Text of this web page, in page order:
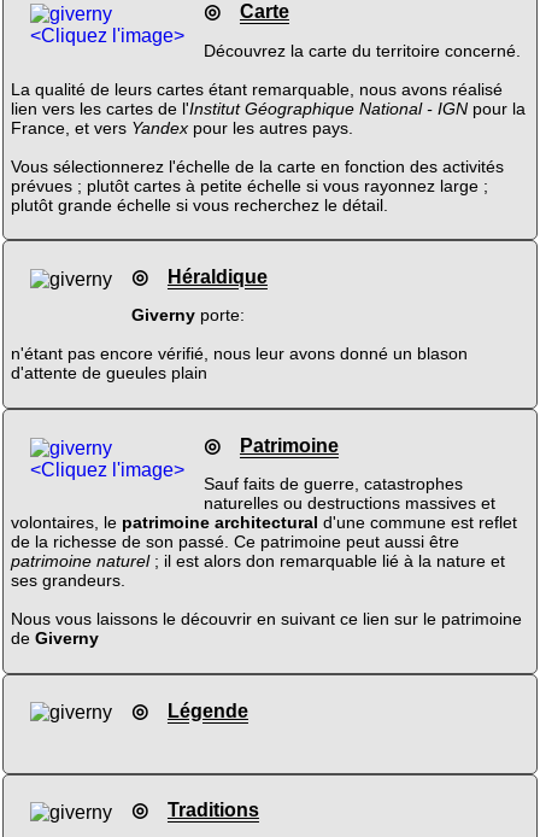
<Cliquez l'image>
◎ Carte
Découvrez la carte du territoire concerné.
La qualité de leurs cartes étant remarquable, nous avons réalisé
lien vers les cartes de l'Institut Géographique National - IGNpour la
France, et vers Yandexpour les autres pays.
Vous sélectionnerez l'échelle de la carte en fonction des activités
prévues ; plutôt cartes à petite échelle si vous rayonnez large ;
plutôt grande échelle si vous recherchez le détail.
◎ Héraldique
Givernyporte:
n'étant pas encore vérifié, nous leur avons donné un blason
d'attente de gueules plain
<Cliquez l'image>
◎ Patrimoine
Sauf faits de guerre, catastrophes
naturelles ou destructions massives et
volontaires, le patrimoine architectural d'une commune est reflet
de la richesse de son passé. Ce patrimoine peut aussi être
patrimoine naturel; il est alors don remarquable lié à la nature et
ses grandeurs.
Nous vous laissons le découvrir en suivant ce lien sur le patrimoine
de Giverny
◎ Légende
◎ Traditions